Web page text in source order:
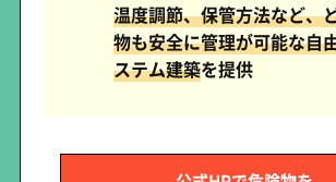
温度調節、保管方法など、
物も安全に管理が可能な自
ステム建築を提供